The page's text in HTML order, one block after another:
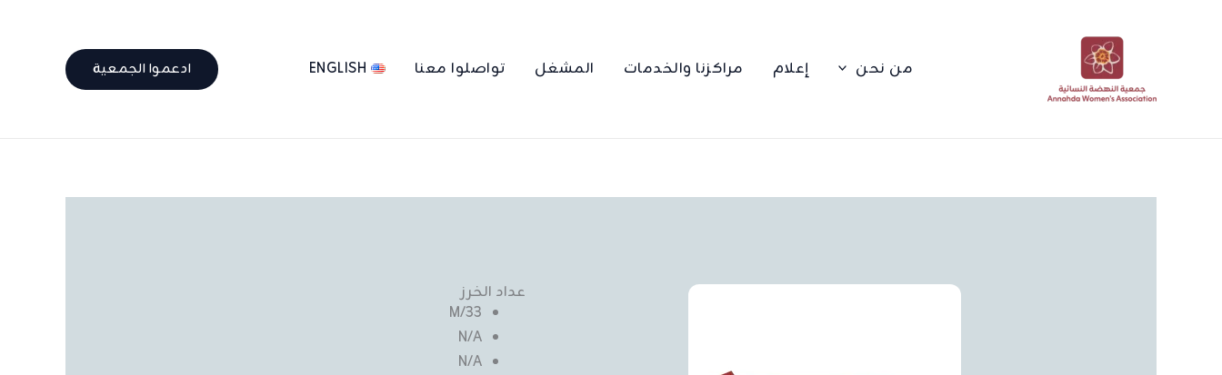
من نحن إعلام مراكزنا والخدمات المشغل تواصلوا معنا ENGLISH ادعموا الجمعية
عداد الخرز
33/M
N/A
N/A